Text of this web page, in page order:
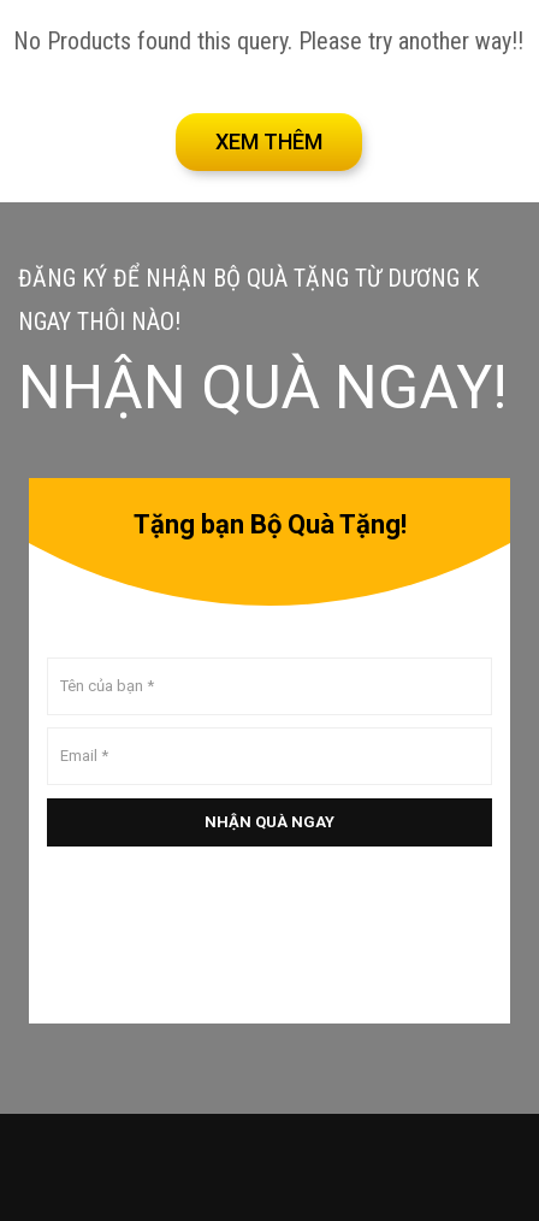
No Products found this query. Please try another way!!
XEM THÊM
ĐĂNG KÝ ĐỂ NHẬN BỘ QUÀ TẶNG TỪ DƯƠNG K
NGAY THÔI NÀO!
NHẬN QUÀ NGAY!
Tặng bạn Bộ Quà Tặng!